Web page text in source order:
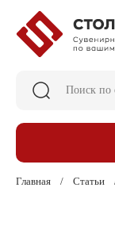
Главная Статьи